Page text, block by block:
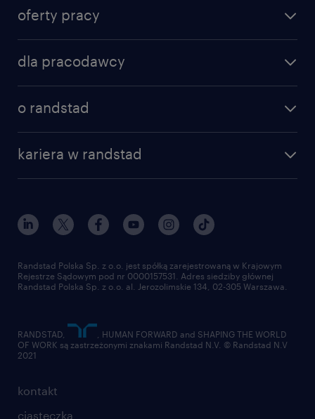
oferty pracy
dla pracodawcy
o randstad
kariera w randstad
kontakt
ciasteczka
Randstad Polska Sp. z o.o. jest spółką zarejestrowaną w Krajowym
Rejestrze Sądowym pod nr 0000157531. Adres siedziby głównej
Randstad Polska Sp. z o.o. al. Jerozolimskie 134, 02-305 Warszawa.
RANDSTAD,
, HUMAN FORWARD and SHAPING THE WORLD
OF WORK są zastrzeżonymi znakami Randstad N.V. © Randstad N.V
2021